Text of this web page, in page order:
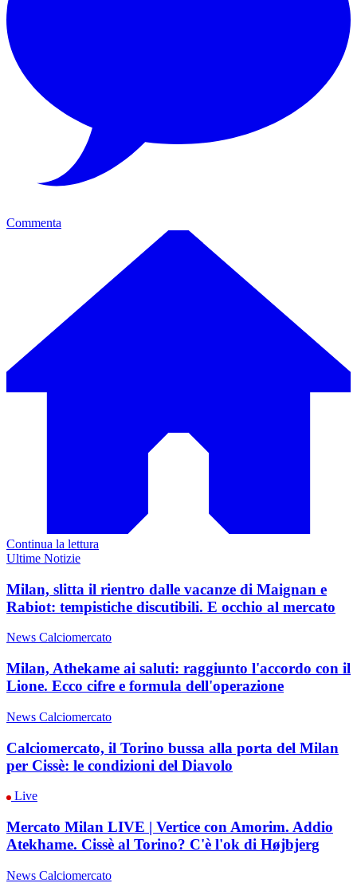
Commenta
Continua la lettura
Ultime Notizie
Milan, slitta il rientro dalle vacanze di Maignan e
Rabiot: tempistiche discutibili. E occhio al mercato
News Calciomercato
Milan, Athekame ai saluti: raggiunto l'accordo con il
Lione. Ecco cifre e formula dell'operazione
News Calciomercato
Calciomercato, il Torino bussa alla porta del Milan
per Cissè: le condizioni del Diavolo
Live
Mercato Milan LIVE | Vertice con Amorim. Addio
Atekhame. Cissè al Torino? C'è l'ok di Højbjerg
News Calciomercato